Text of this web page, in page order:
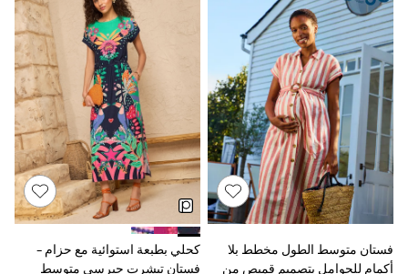
Shop all
Shoes
Coats & Jackets
Bags
Polo Shirts
Blue
Black
White
Grey
Green
Red
All Branded Schoolwear
adidas
Clarks
فستان متوسط الطول مخطط بلا
أكمام للحوامل بتصميم قميص من
كحلي بطبعة استوائية مع حزام -
فستان تيشرت جيرسي متوسط